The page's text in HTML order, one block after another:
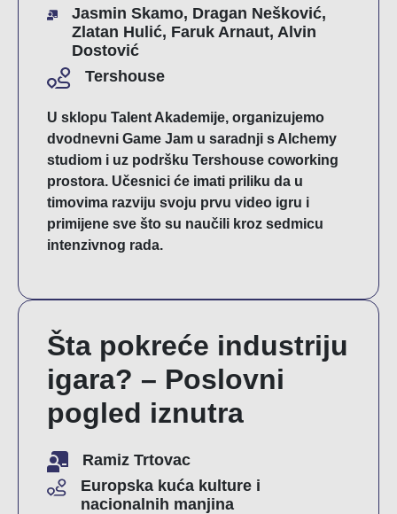
Jasmin Skamo, Dragan Nešković,
Zlatan Hulić, Faruk Arnaut, Alvin
Dostović
Tershouse
U sklopu Talent Akademije, organizujemo
dvodnevni Game Jam u saradnji s Alchemy
studiom i uz podršku Tershouse coworking
prostora. Učesnici će imati priliku da u
timovima razviju svoju prvu video igru i
primijene sve što su naučili kroz sedmicu
intenzivnog rada.
Šta pokreće industriju
igara? – Poslovni
pogled iznutra
Ramiz Trtovac
Europska kuća kulture i
nacionalnih manjina